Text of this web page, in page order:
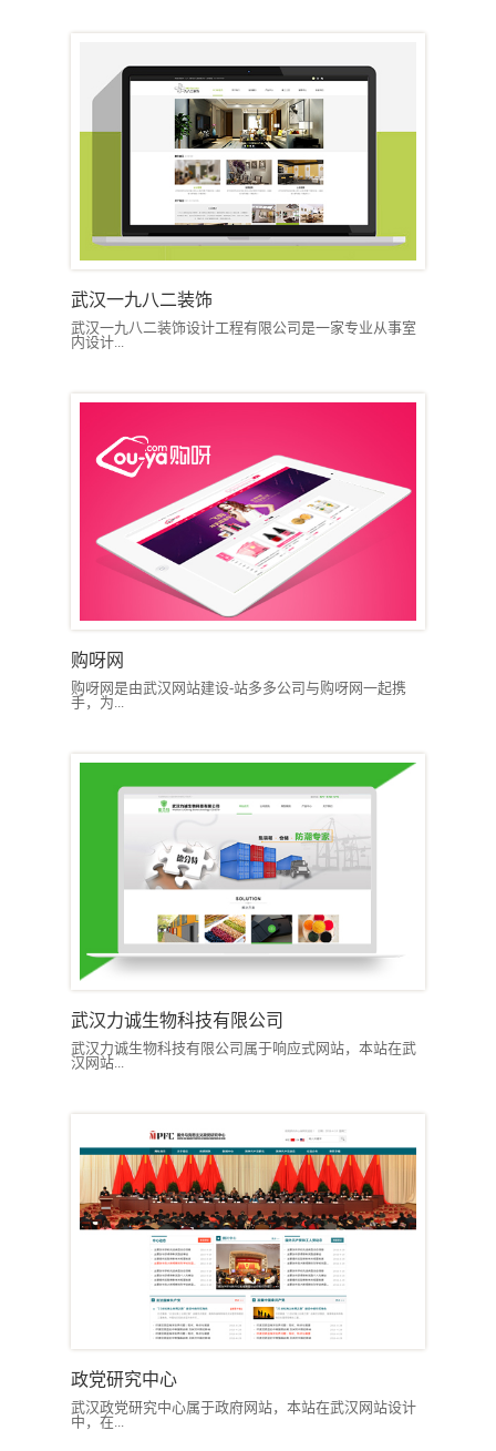
武汉一九八二装饰
武汉一九八二装饰设计工程有限公司是一家专业从事室
内设计...
购呀网
购呀网是由武汉网站建设-站多多公司与购呀网一起携
手，为...
武汉力诚生物科技有限公司
武汉力诚生物科技有限公司属于响应式网站，本站在武
汉网站...
政党研究中心
武汉政党研究中心属于政府网站，本站在武汉网站设计
中，在...